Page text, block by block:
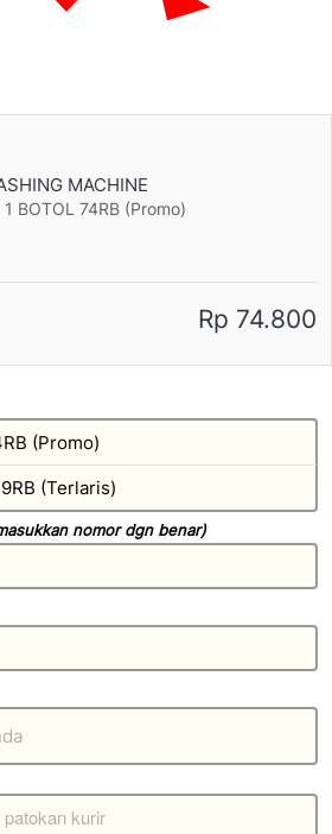
(Promo)
(Terlaris)
nomor dgn benar)
MACHINE
1 BOTOL 74RB (Promo)
Rp 74.800